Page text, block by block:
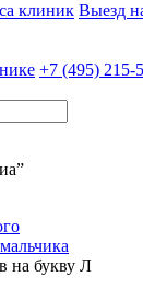
клиник Выезд
+7 (495) 215-
на букву Л